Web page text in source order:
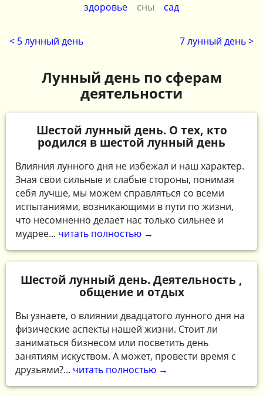
здоровье
сны сад
< 5 лунный день 7 лунный день >
Лунный день по сферам
деятельности
Шестой лунный день. О тех, кто
родился в шестой лунный день
Влияния лунного дня не избежал и наш характер.
Зная свои сильные и слабые стороны, понимая
себя лучше, мы можем справляться со всеми
испытаниями, возникающими в пути по жизни,
что несомненно делает нас только сильнее и
мудрее... читать полностью →
Шестой лунный день. Деятельность ,
общение и отдых
Вы узнаете, о влиянии двадцатого лунного дня на
физические аспекты нашей жизни. Стоит ли
заниматься бизнесом или посветить день
занятиям искуством. А может, провести время с
друзьями?... читать полностью →